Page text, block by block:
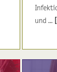
und ...